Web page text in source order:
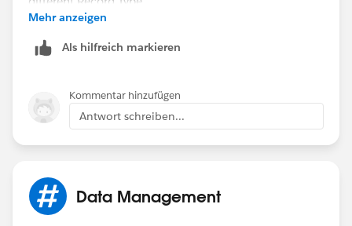
and define which profile wil hae access to whihc page
https://help.salesforce.com/articleView?
Mehr anzeigen
Als hilfreich markieren
Kommentar hinzufügen
Antwort schreiben...
Data Management